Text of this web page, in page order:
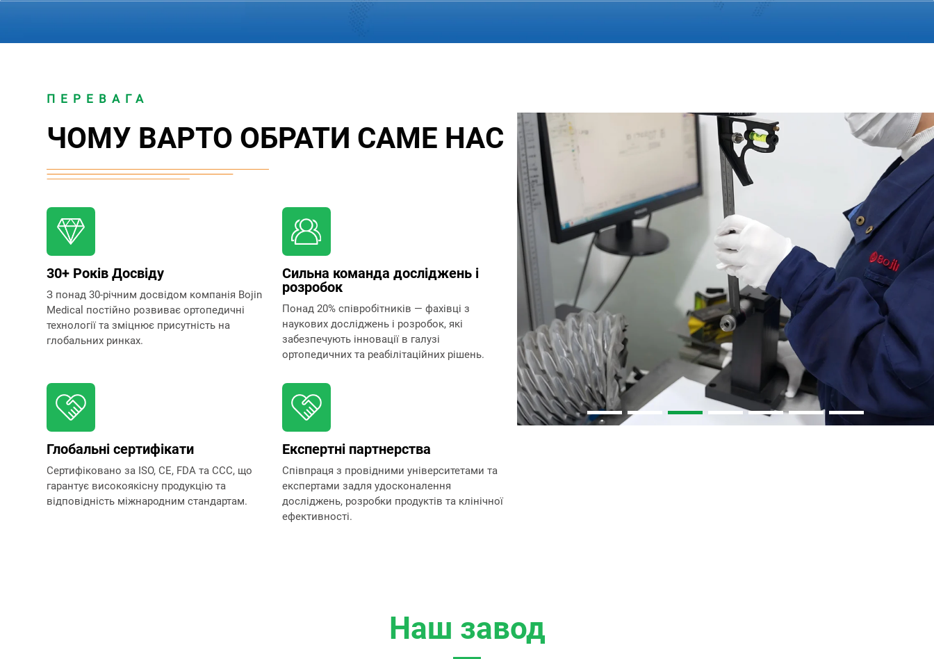
ПЕРЕВАГА
ЧОМУ ВАРТО ОБРАТИ САМЕ НАС
30+ Років Досвіду
З понад 30-річним досвідом компанія Bojin
Medical постійно розвиває ортопедичні
технології та зміцнює присутність на
глобальних ринках.
Сильна команда досліджень і
розробок
Понад 20% співробітників — фахівці з
наукових досліджень і розробок, які
забезпечують інновації в галузі
ортопедичних та реабілітаційних рішень.
Глобальні сертифікати
Сертифіковано за ISO, CE, FDA та CCC, що
гарантує високоякісну продукцію та
відповідність міжнародним стандартам.
Експертні партнерства
Співпраця з провідними університетами та
експертами задля удосконалення
досліджень, розробки продуктів та клінічної
ефективності.
Наш завод